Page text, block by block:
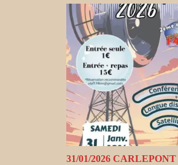
31/01/2026 CARLEPONT